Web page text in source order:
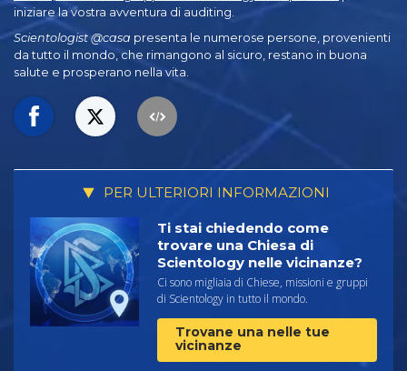
iniziare la vostra avventura di auditing.
Scientologist @casa presenta le numerose persone, provenienti
da tutto il mondo, che rimangono al sicuro, restano in buona
salute e prosperano nella vita.
PER ULTERIORI INFORMAZIONI
Ti stai chiedendo come
trovare una Chiesa di
Scientology nelle vicinanze?
Ci sono migliaia di Chiese, missioni e gruppi
di Scientology in tutto il mondo.
Trovane una nelle tue
vicinanze